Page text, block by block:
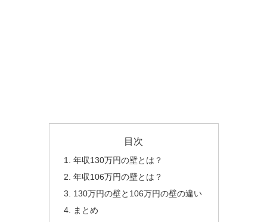
目次
年収130万円の壁とは？
年収106万円の壁とは？
130万円の壁と106万円の壁の違い
まとめ